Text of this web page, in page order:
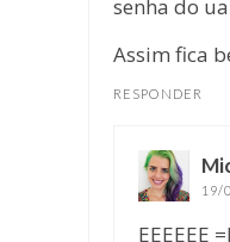
senha do
Assim fica
RESPONDER
19/
EEEEEE